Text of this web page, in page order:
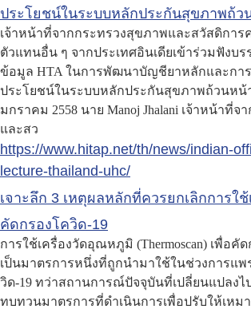
ประโยชน์ในระบบหลักประกันสุขภาพถ้ว
เจ้าหน้าที่จากกระทรวงสุขภาพและสวัสดิการ
ตัวแทนอื่น ๆ จากประเทศอินเดียเข้าร่วมฟังบร
ข้อมูล HTA ในการพัฒนาบัญชียาหลักและก
ประโยชน์ในระบบหลักประกันสุขภาพถ้วนหน้
มกราคม 2558 นาย Manoj Jhalani เจ้าหน้าที่
และสว
https://www.hitap.net/th/news/indian-
lecture-thailand-uhc/
เจาะลึก 3 เหตุผลหลักที่ควรยกเลิกการใ
คัดกรองโควิด-19
การใช้เครื่องวัดอุณหภูมิ (Thermoscan) เพื่อคั
เป็นมาตรการหนึ่งที่ถูกนำมาใช้ในช่วงการแ
วิด-19 ทว่าสถานการณ์ปัจจุบันที่เปลี่ยนแปลงไ
ทบทวนมาตรการที่ดำเนินการเพื่อปรับให้เหม